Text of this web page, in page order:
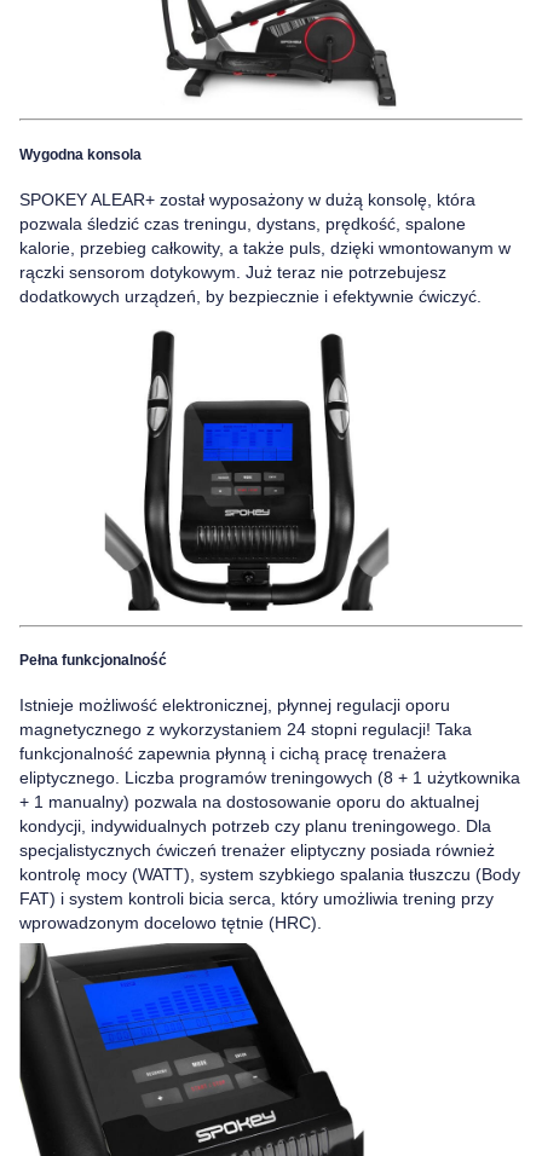
Wygodna konsola
SPOKEY ALEAR+ został wyposażony w dużą konsolę, która
pozwala śledzić czas treningu, dystans, prędkość, spalone
kalorie, przebieg całkowity, a także puls, dzięki wmontowanym w
rączki sensorom dotykowym. Już teraz nie potrzebujesz
dodatkowych urządzeń, by bezpiecznie i efektywnie ćwiczyć.
Pełna funkcjonalność
Istnieje możliwość elektronicznej, płynnej regulacji oporu
magnetycznego z wykorzystaniem 24 stopni regulacji! Taka
funkcjonalność zapewnia płynną i cichą pracę trenażera
eliptycznego. Liczba programów treningowych (8 + 1 użytkownika
+ 1 manualny) pozwala na dostosowanie oporu do aktualnej
kondycji, indywidualnych potrzeb czy planu treningowego. Dla
specjalistycznych ćwiczeń trenażer eliptyczny posiada również
kontrolę mocy (WATT), system szybkiego spalania tłuszczu (Body
FAT) i system kontroli bicia serca, który umożliwia trening przy
wprowadzonym docelowo tętnie (HRC).